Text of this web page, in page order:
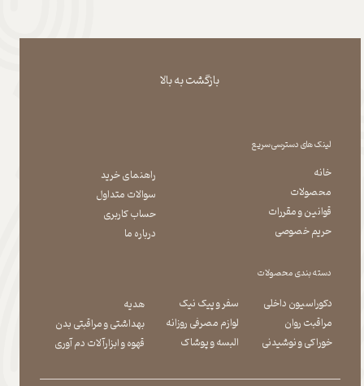
بازگشت به بالا
لینک های دسترسی سریع
دسته بندی محصولات
خانه
محصولات
قوانین و مقررات
حریم خصوصی
راهنمای خرید
سوالات متداول
حساب کاربری
درباره ما
دکوراسیون داخلی
مراقبت روان
​​​​​​​خوراکی و نوشیدنی
سفر و پیک نیک
لوازم مصرفی روزانه
​​​​​​​البسه و پوشاک
هدیه
بهداشتی و مراقبتی بدن
​​​​​​​قهوه و ابزارآلات دم آوری